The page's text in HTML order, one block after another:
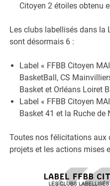
Citoyen 2 étoiles obtenu
Les clubs labellisés dans la
sont désormais 6 :
Label « FFBB Citoyen
BasketBall, CS
Basket et Orléans Loiret
Label « FFBB Citoyen
Basket 41 et la Ruche de
Toutes nos félicitations aux
projets et les actions mises